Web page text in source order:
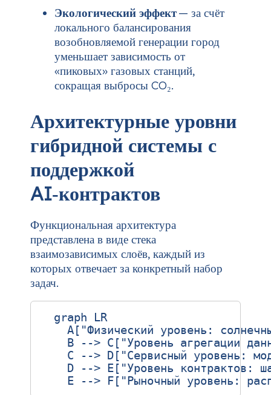
Экологический эффект— за счёт
локального балансирования
возобновляемой генерации город
уменьшает зависимость от
«пиковых» газовых станций,
сокращая выбросы CO₂.
Архитектурные уровни
гибридной системы с
поддержкой
AI‑контрактов
Функциональная архитектура
представлена в виде стека
взаимозависимых слоёв, каждый из
которых отвечает за конкретный набор
задач.
  graph LR
A["Физический уровень:
B --> C["Уровень агрегации
C --> D["Сервисный уровень:
D --> E["Уровень контрактов: